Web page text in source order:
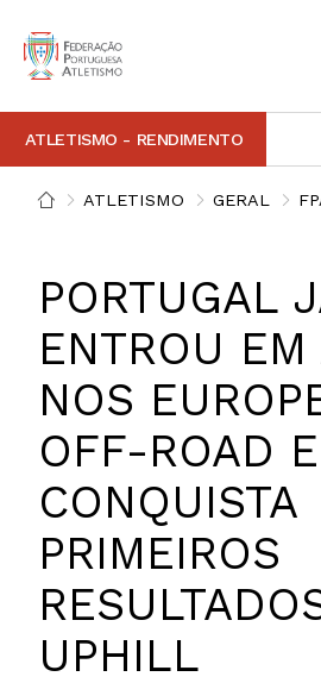
ATLETISMO - RENDIMENTO
INSTITUCIONAL
DOCUMENTAÇÃO
ARBITRAGEM
DECISÕES DISCIPLINARES
CONTACTOS
FOTOGRAFIAS
VIDEOS
IMAGEM DE MARCA FPA
COMUNICADOS DE IMPRENSA
NEWSLETTER FPA
ATLETISMO GERAL
PORTUGAL
ENTROU EM
NOS
OFF-ROAD E
CONQUISTA
PRIMEIROS
UPHILL